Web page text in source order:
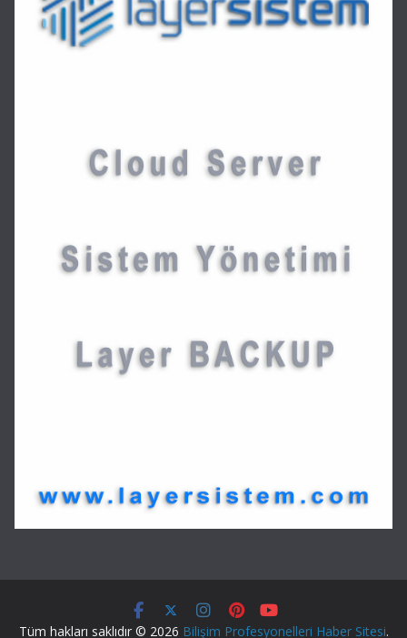
Tüm hakları saklıdır © 2026 Bilişim Profesyonelleri Haber Sitesi.